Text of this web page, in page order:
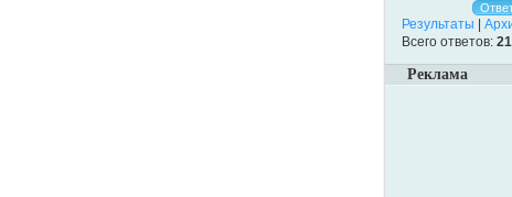
Результаты |
Всего ответов: 21
Реклама